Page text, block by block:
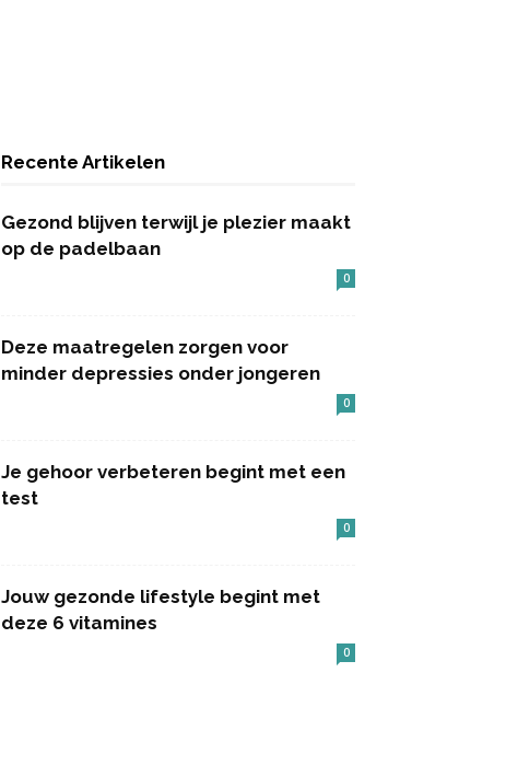
Recente Artikelen
Gezond blijven terwijl je plezier maakt
op de padelbaan
0
Deze maatregelen zorgen voor
minder depressies onder jongeren
0
Je gehoor verbeteren begint met een
test
0
Jouw gezonde lifestyle begint met
deze 6 vitamines
0